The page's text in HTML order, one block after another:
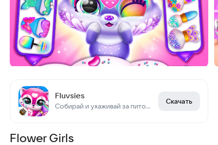
Fluvsies
Собирай и ухаживай за питомцами, наряжай их и играй
Скачать
Flower Girls